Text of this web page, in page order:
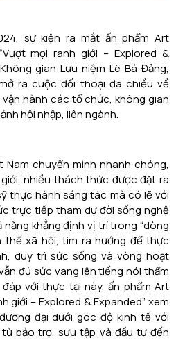
sự kiện ra mắt ấn phẩm Art
mọi ranh giới – Explored &
gian Lưu niệm Lê Bá Đảng,
ra cuộc đối thoại đa chiều về
hành các tổ chức, không gian
hội nhập, liên ngành.
Nam chuyển mình nhanh chóng,
nhiều thách thức được đặt ra
thực hành sáng tác mà có lẽ với
trực tiếp tham dự đời sống nghệ
khẳng định vị trí trong “dòng
thế xã hội, tìm ra hướng để thực
duy trì sức sống và vòng hoạt
đủ sức vang lên tiếng nói thẩm
với thực tại này, ấn phẩm Art
giới – Explored & Expanded” xem
đại dưới góc độ kinh tế với
bảo trợ, sưu tập và đầu tư đến